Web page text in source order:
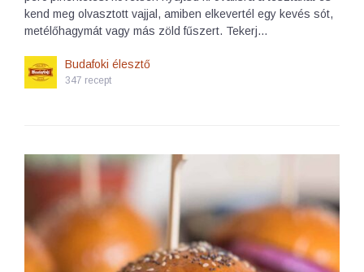
kend meg olvasztott vajjal, amiben elkevertél egy kevés sót,
metélőhagymát vagy más zöld fűszert. Tekerj…
Budafoki élesztő
347 recept